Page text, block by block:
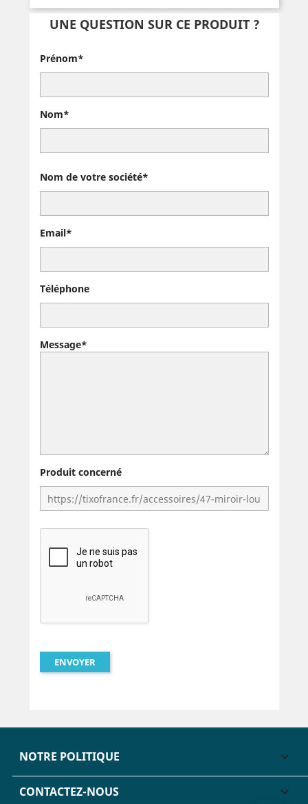
UNE QUESTION SUR CE PRODUIT ?
Prénom*
Nom*
Nom de votre société*
Email*
Téléphone
Message*
Produit concerné
NOTRE POLITIQUE 
CONTACTEZ-NOUS 